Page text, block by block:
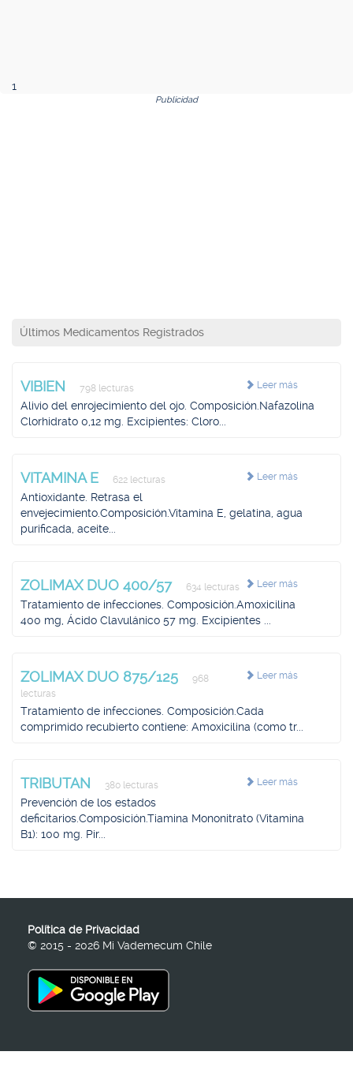
1
Publicidad
Últimos Medicamentos Registrados
Leer más
VIBIEN 798 lecturas
Alivio del enrojecimiento del ojo. Composición.Nafazolina
Clorhidrato 0,12 mg. Excipientes: Cloro...
Leer más
VITAMINA E 622 lecturas
Antioxidante. Retrasa el
envejecimiento.Composición.Vitamina E, gelatina, agua
purificada, aceite...
Leer más
ZOLIMAX DUO 400/57 634 lecturas
Tratamiento de infecciones. Composición.Amoxicilina
400 mg, Ácido Clavulánico 57 mg. Excipientes ...
Leer más
ZOLIMAX DUO 875/125
968
lecturas
Tratamiento de infecciones. Composición.Cada
comprimido recubierto contiene: Amoxicilina (como tr...
Leer más
TRIBUTAN 380 lecturas
Prevención de los estados
deficitarios.Composición.Tiamina Mononitrato (Vitamina
B1): 100 mg. Pir...
Política de Privacidad
© 2015 - 2026 Mi Vademecum Chile